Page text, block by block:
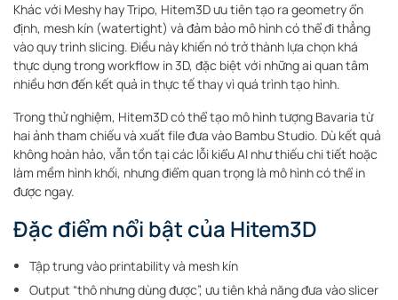
Khác với Meshy hay Tripo, Hitem3D ưu tiên tạo ra geometry ổn
định, mesh kín (watertight) và đảm bảo mô hình có thể đi thẳng
vào quy trình slicing. Điều này khiến nó trở thành lựa chọn khá
thực dụng trong workflow in 3D, đặc biệt với những ai quan tâm
nhiều hơn đến kết quả in thực tế thay vì quá trình tạo hình.
Trong thử nghiệm, Hitem3D có thể tạo mô hình tượng Bavaria từ
hai ảnh tham chiếu và xuất file đưa vào Bambu Studio. Dù kết quả
không hoàn hảo, vẫn tồn tại các lỗi kiểu AI như thiếu chi tiết hoặc
làm mềm hình khối, nhưng điểm quan trọng là mô hình có thể in
được ngay.
Đặc điểm nổi bật của Hitem3D
Tập trung vào printability và mesh kín
Output “thô nhưng dùng được”, ưu tiên khả năng đưa vào slicer